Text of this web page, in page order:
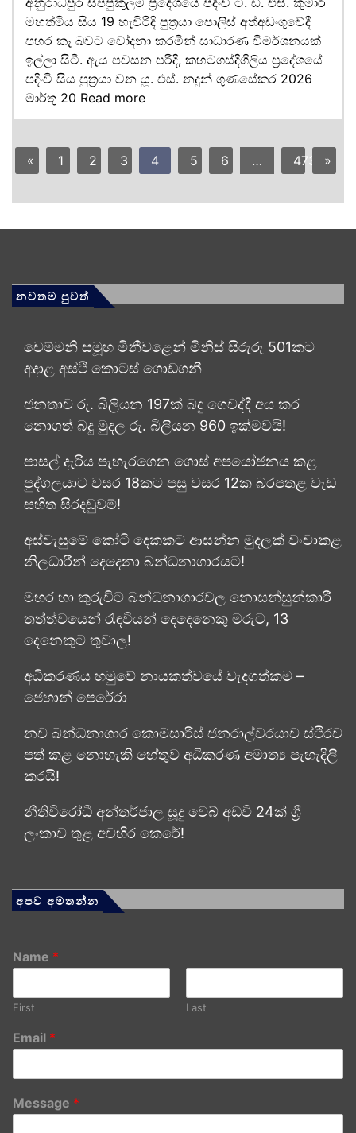
මහත්මිය සිය 19 හැවිරිදි පුත්‍රයා පොලිස් අත්අඩංගුවේදී
පහර කෑ බවට චෝදනා කරමින් සාධාරණ විමර්ශනයක්
ඉල්ලා සිටී. ඇය පවසන පරිදි, කහටගස්දිගිලිය ප්‍රදේශයේ
පදිංචි සිය පුත්‍රයා වන යූ. එස්. නදුන් ගුණසේකර 2026
මාර්තු 20 Read more
« 1 2 3 4 5 6 … 473 »
නවතම පුවත්
චෙම්මනි සමූහ මිනීවළෙන් මිනිස් සිරුරු 501කට
අදාළ අස්ථි කොටස් ගොඩගනී
ජනතාව රු. බිලියන 197ක් බදු ගෙවද්දී අය කර
නොගත් බදු මුදල රු. බිලියන 960 ඉක්මවයි!
පාසල් දැරිය පැහැරගෙන ගොස් අපයෝජනය කළ
පුද්ගලයාට වසර 18කට පසු වසර 12ක බරපතළ වැඩ
සහිත සිරදඬුවම්!
අස්වැසුමේ කෝටි දෙකකට ආසන්න මුදලක් වංචාකළ
නිලධාරීන් දෙදෙනා බන්ධනාගාරයට!
මහර හා කුරුවිට බන්ධනාගාරවල නොසන්සුන්කාරී
තත්ත්වයෙන් රැඳවියන් දෙදෙනෙකු මරුට, 13
දෙනෙකුට තුවාල!
අධිකරණය හමුවේ නායකත්වයේ වැදගත්කම –
ජෙහාන් පෙරේරා
නව බන්ධනාගාර කොමසාරිස් ජනරාල්වරයාව ස්ථිරව
පත් කළ නොහැකි හේතුව අධිකරණ අමාත්‍ය පැහැදිලි
කරයි!
නීතිවිරෝධී අන්තර්ජාල සූදු වෙබ් අඩවි 24ක් ශ්‍රී
ලංකාව තුළ අවහිර කෙරේ!
අපව අමතන්න
Name *
First Last
Email *
Message *